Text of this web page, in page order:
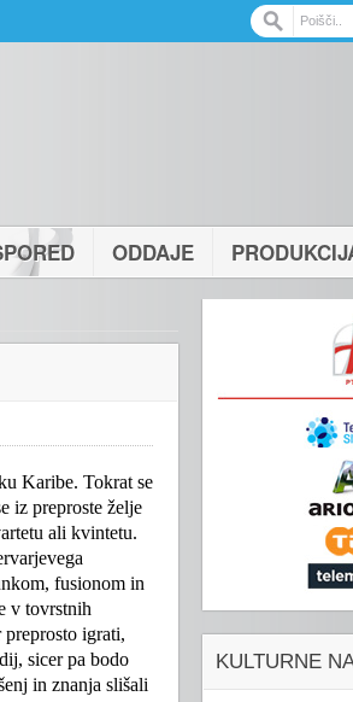
ODDAJE
Karibe. Tokrat se
iz preproste želje
ali kvintetu.
fusionom in
v tovrstnih
preprosto igrati,
sicer pa bodo
in znanja slišali
KULTURNE